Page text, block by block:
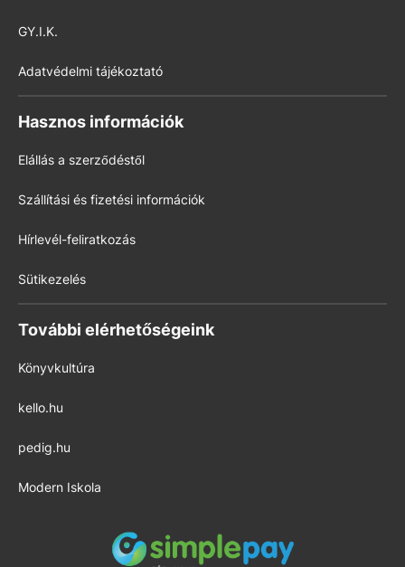
GY.I.K.
Adatvédelmi tájékoztató
Hasznos információk
Elállás a szerződéstől
Szállítási és fizetési információk
Hírlevél-feliratkozás
Sütikezelés
További elérhetőségeink
Könyvkultúra
kello.hu
pedig.hu
Modern Iskola